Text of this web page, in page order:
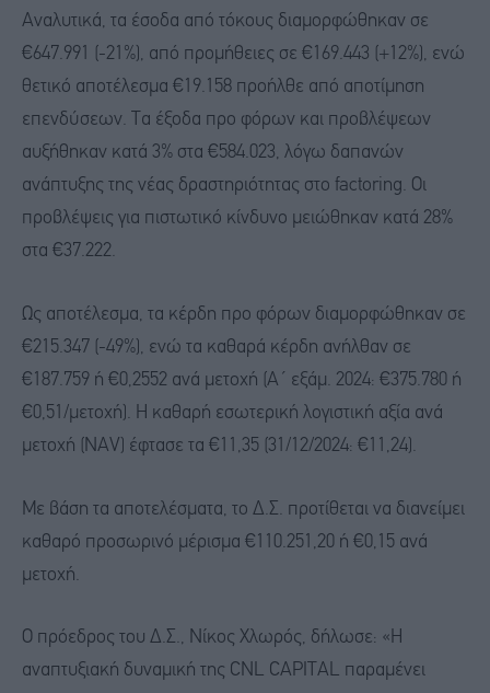
Αναλυτικά, τα έσοδα από τόκους διαμορφώθηκαν σε
€647.991 (-21%), από προμήθειες σε €169.443 (+12%), ενώ
θετικό αποτέλεσμα €19.158 προήλθε από αποτίμηση
επενδύσεων. Τα έξοδα προ φόρων και προβλέψεων
αυξήθηκαν κατά 3% στα €584.023, λόγω δαπανών
ανάπτυξης της νέας δραστηριότητας στο factoring. Οι
προβλέψεις για πιστωτικό κίνδυνο μειώθηκαν κατά 28%
στα €37.222.
Ως αποτέλεσμα, τα κέρδη προ φόρων διαμορφώθηκαν σε
€215.347 (-49%), ενώ τα καθαρά κέρδη ανήλθαν σε
€187.759 ή €0,2552 ανά μετοχή (Α΄ εξάμ. 2024: €375.780 ή
€0,51/μετοχή). Η καθαρή εσωτερική λογιστική αξία ανά
μετοχή (NAV) έφτασε τα €11,35 (31/12/2024: €11,24).
Με βάση τα αποτελέσματα, το Δ.Σ. προτίθεται να διανείμει
καθαρό προσωρινό μέρισμα €110.251,20 ή €0,15 ανά
μετοχή.
Ο πρόεδρος του Δ.Σ., Νίκος Χλωρός, δήλωσε: «Η
αναπτυξιακή δυναμική της CNL CAPITAL παραμένει